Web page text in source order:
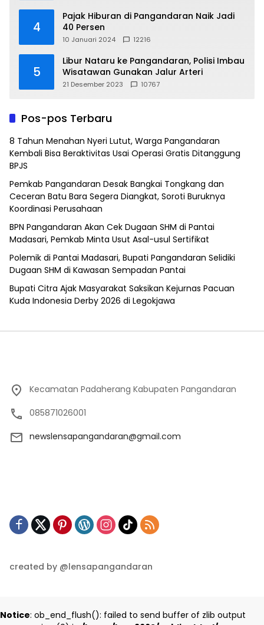
4
Pajak Hiburan di Pangandaran Naik Jadi
40 Persen
10 Januari 2024 12216
5
Libur Nataru ke Pangandaran, Polisi Imbau
Wisatawan Gunakan Jalur Arteri
21 Desember 2023 10767
Pos-pos Terbaru
8 Tahun Menahan Nyeri Lutut, Warga Pangandaran
Kembali Bisa Beraktivitas Usai Operasi Gratis Ditanggung
BPJS
Pemkab Pangandaran Desak Bangkai Tongkang dan
Ceceran Batu Bara Segera Diangkat, Soroti Buruknya
Koordinasi Perusahaan
BPN Pangandaran Akan Cek Dugaan SHM di Pantai
Madasari, Pemkab Minta Usut Asal-usul Sertifikat
Polemik di Pantai Madasari, Bupati Pangandaran Selidiki
Dugaan SHM di Kawasan Sempadan Pantai
Bupati Citra Ajak Masyarakat Saksikan Kejurnas Pacuan
Kuda Indonesia Derby 2026 di Legokjawa
Kecamatan Padaherang Kabupaten Pangandaran
085871026001
newslensapangandaran@gmail.com
created by @lensapangandaran
Notice: ob_end_flush(): failed to send buffer of zlib output